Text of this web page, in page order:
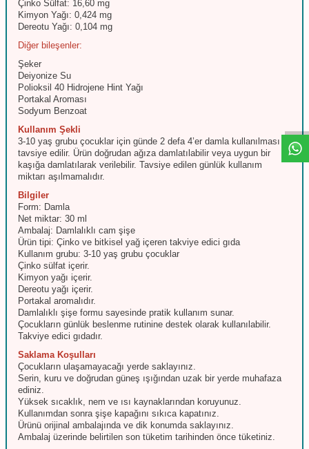
Çinko Sülfat: 16,60 mg
Kimyon Yağı: 0,424 mg
Dereotu Yağı: 0,104 mg
Diğer bileşenler:
Şeker
Deiyonize Su
Polioksil 40 Hidrojene Hint Yağı
Portakal Aroması
Sodyum Benzoat
Kullanım Şekli
3-10 yaş grubu çocuklar için günde 2 defa 4’er damla kullanılması
tavsiye edilir. Ürün doğrudan ağıza damlatılabilir veya uygun bir
kaşığa damlatılarak verilebilir. Tavsiye edilen günlük kullanım
miktarı aşılmamalıdır.
Bilgiler
Form: Damla
Net miktar: 30 ml
Ambalaj: Damlalıklı cam şişe
Ürün tipi: Çinko ve bitkisel yağ içeren takviye edici gıda
Kullanım grubu: 3-10 yaş grubu çocuklar
Çinko sülfat içerir.
Kimyon yağı içerir.
Dereotu yağı içerir.
Portakal aromalıdır.
Damlalıklı şişe formu sayesinde pratik kullanım sunar.
Çocukların günlük beslenme rutinine destek olarak kullanılabilir.
Takviye edici gıdadır.
Saklama Koşulları
Çocukların ulaşamayacağı yerde saklayınız.
Serin, kuru ve doğrudan güneş ışığından uzak bir yerde muhafaza
ediniz.
Yüksek sıcaklık, nem ve ısı kaynaklarından koruyunuz.
Kullanımdan sonra şişe kapağını sıkıca kapatınız.
Ürünü orijinal ambalajında ve dik konumda saklayınız.
Ambalaj üzerinde belirtilen son tüketim tarihinden önce tüketiniz.